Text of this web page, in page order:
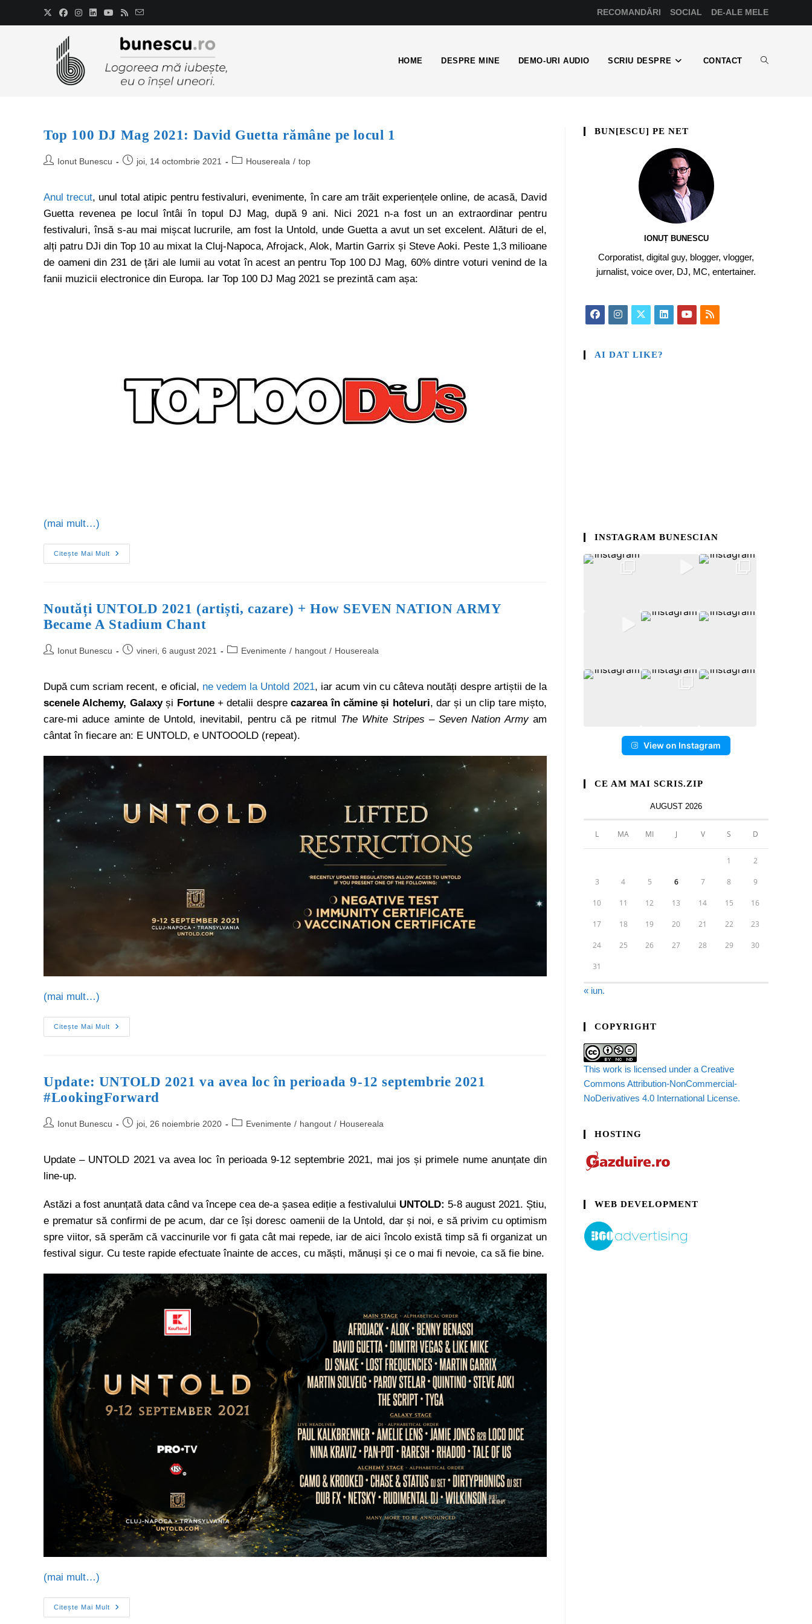
RECOMANDĂRI SOCIAL DE-ALE MELE
HOME DESPRE MINE DEMO-URI AUDIO SCRIU DESPRE CONTACT
Top 100 DJ Mag 2021: David Guetta rămâne pe locul 1
Ionut Bunescu joi, 14 octombrie 2021 Housereala / top
Anul trecut, unul total atipic pentru festivaluri, evenimente, în care am trăit experiențele online, de acasă, David
Guetta revenea pe locul întâi în topul DJ Mag, după 9 ani. Nici 2021 n-a fost un an extraordinar pentru
festivaluri, însă s-au mai mișcat lucrurile, am fost la Untold, unde Guetta a avut un set excelent. Alături de el,
alți patru DJi din Top 10 au mixat la Cluj-Napoca, Afrojack, Alok, Martin Garrix și Steve Aoki. Peste 1,3 milioane
de oameni din 231 de țări ale lumii au votat în acest an pentru Top 100 DJ Mag, 60% dintre voturi venind de la
fanii muzicii electronice din Europa. Iar Top 100 DJ Mag 2021 se prezintă cam așa:
(mai mult…)
Citește Mai Mult
Noutăți UNTOLD 2021 (artiști, cazare) + How SEVEN NATION ARMY
Became A Stadium Chant
Ionut Bunescu vineri, 6 august 2021 Evenimente / hangout / Housereala
După cum scriam recent, e oficial, ne vedem la Untold 2021, iar acum vin cu câteva noutăți despre artiștii de la
scenele Alchemy, Galaxyși Fortune+ detalii desprecazarea în cămine și hoteluri, dar și un clip tare mișto,
care-mi aduce aminte de Untold, inevitabil, pentru că pe ritmul The White Stripes – Seven Nation Armyam
cântat în fiecare an: E UNTOLD, e UNTOOOLD (repeat).
(mai mult…)
Citește Mai Mult
Update: UNTOLD 2021 va avea loc în perioada 9-12 septembrie 2021
#LookingForward
Ionut Bunescu joi, 26 noiembrie 2020 Evenimente / hangout / Housereala
Update – UNTOLD 2021 va avea loc în perioada 9-12 septembrie 2021, mai jos și primele nume anunțate din
line-up.
Astăzi a fost anunțată data când va începe cea de-a șasea ediție a festivalului UNTOLD: 5-8 august 2021. Știu,
e prematur să confirmi de pe acum, dar ce își doresc oamenii de la Untold, dar și noi, e să privim cu optimism
spre viitor, să sperăm că vaccinurile vor fi gata cât mai repede, iar de aici încolo există timp să fi organizat un
festival sigur. Cu teste rapide efectuate înainte de acces, cu măști, mănuși și ce o mai fi nevoie, ca să fie bine.
(mai mult…)
Citește Mai Mult
BUN[ESCU] PE NET
IONUȚ BUNESCU
Corporatist, digital guy, blogger, vlogger,
jurnalist, voice over, DJ, MC, entertainer.
AI DAT LIKE?
INSTAGRAM BUNESCIAN
View on Instagram
CE AM MAI SCRIS.ZIP
AUGUST 2026
L MA MI J V S D
1 2
3 4 5 6 7 8 9
10 11 12 13 14 15 16
17 18 19 20 21 22 23
24 25 26 27 28 29 30
31
« iun.
COPYRIGHT
This work is licensed under a Creative
Commons Attribution-NonCommercial-
NoDerivatives 4.0 International License.
HOSTING
WEB DEVELOPMENT